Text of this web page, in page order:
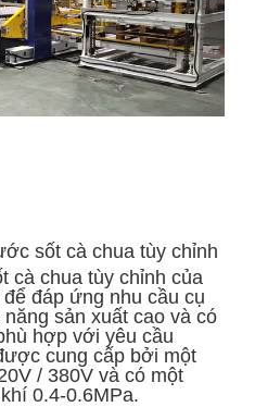
sốt cà chua tùy chỉnh
cà chua tùy chỉnh của
đáp ứng nhu cầu cụ
sản xuất cao và có
hợp với yêu cầu
cung cấp bởi một
/ 380V và có một
0.4-0.6MPa.